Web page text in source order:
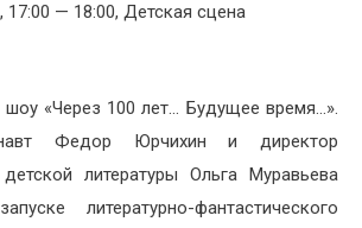
17:00 — 18:00, Детская сцена
«Через 100 лет… Будущее время…».
Федор Юрчихин и директор
литературы Ольга Муравьева
литературно-фантастического